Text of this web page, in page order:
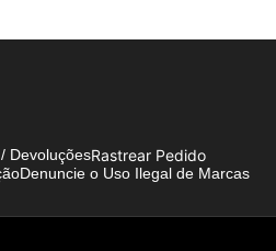
DevoluçõesRastrear Pedido
Denuncie o Uso Ilegal de Marcas